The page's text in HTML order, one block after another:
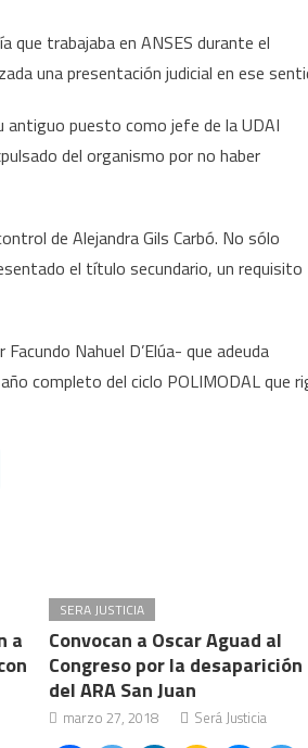
que trabajaba en ANSES durante el
una presentación judicial en ese
antiguo puesto como jefe de la UDAI
del organismo por no haber
de Alejandra Gils Carbó. No sólo
el título secundario, un requisito
Nahuel D’Elúa- que adeuda
completo del ciclo POLIMODAL que
a
SERA JUSTICIA
Convocan a Oscar Aguad al
Congreso por la desaparición
del ARA San Juan
marzo 27, 2018 Será Justicia